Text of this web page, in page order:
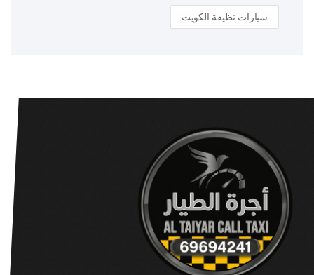
سيارات نظيفة الكويت